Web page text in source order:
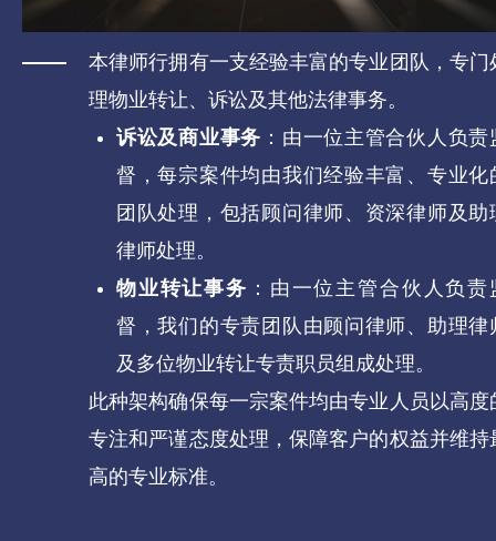
本律师行拥有一支经验丰富的专业团队，专门
理物业转让、诉讼及其他法律事务。
诉讼及商业事务 ：由一位主管合伙人负责
督，每宗案件均由我们经验丰富、专业化
团队处理，包括顾问律师、资深律师及助
律师处理。
物业转让事务 ：由一位主管合伙人负责
督，我们的专责团队由顾问律师、助理律
及多位物业转让专责职员组成处理。
此种架构确保每一宗案件均由专业人员以高度
专注和严谨态度处理，保障客户的权益并维持
高的专业标准。